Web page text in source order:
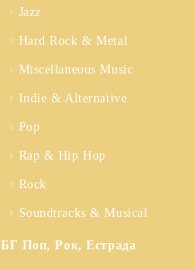
Jazz
Hard Rock & Metal
Miscellaneous Music
Indie & Alternative
Pop
Rap & Hip Hop
Rock
Soundtracks & Musical
БГ Поп, Рок, Естрада